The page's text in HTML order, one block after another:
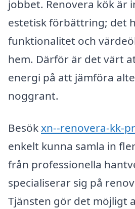
jobbet. Renovera kök är
estetisk förbättring; det
funktionalitet och
hem. Därför är det värt
energi på att jämföra
noggrant.
Besökxn--renovera-kk-
enkelt kunna samla in
från professionella
specialiserar sig på
Tjänsten gör det möjligt